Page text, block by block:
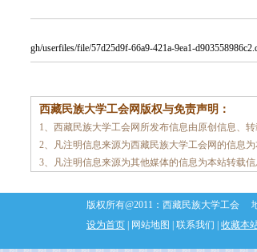
gh/userfiles/file/57d25d9f-66a9-421a-9ea1-
西藏民族大学工会网版权与免责声明：
1、西藏民族大学工会网所发布信息由原创信息、转
2、凡注明信息来源为西藏民族大学工会网的信息
3、凡注明信息来源为其他媒体的信息为本站转载
版权所有@2011：西藏民族大学工会
设为首页 | 网站地图 | 联系我们 | 收藏本